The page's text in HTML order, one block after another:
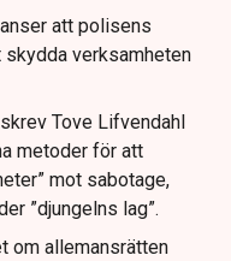
och gränser.
att polisens
skydda verksamheten
skrev Tove Lifvendahl
metoder för att
mot sabotage,
”djungelns lag”.
om allemansrätten